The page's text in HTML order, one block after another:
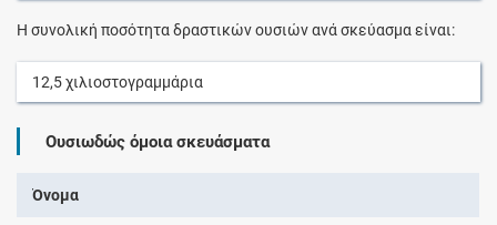
Η συνολική ποσότητα δραστικών ουσιών ανά σκεύασμα είναι:
12,5χιλιοστογραμμάρια
Ουσιωδώς όμοια σκευάσματα
Όνομα